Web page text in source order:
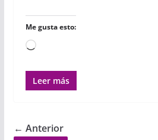
Me gusta esto:
Cargando...
Leer más
← Anterior